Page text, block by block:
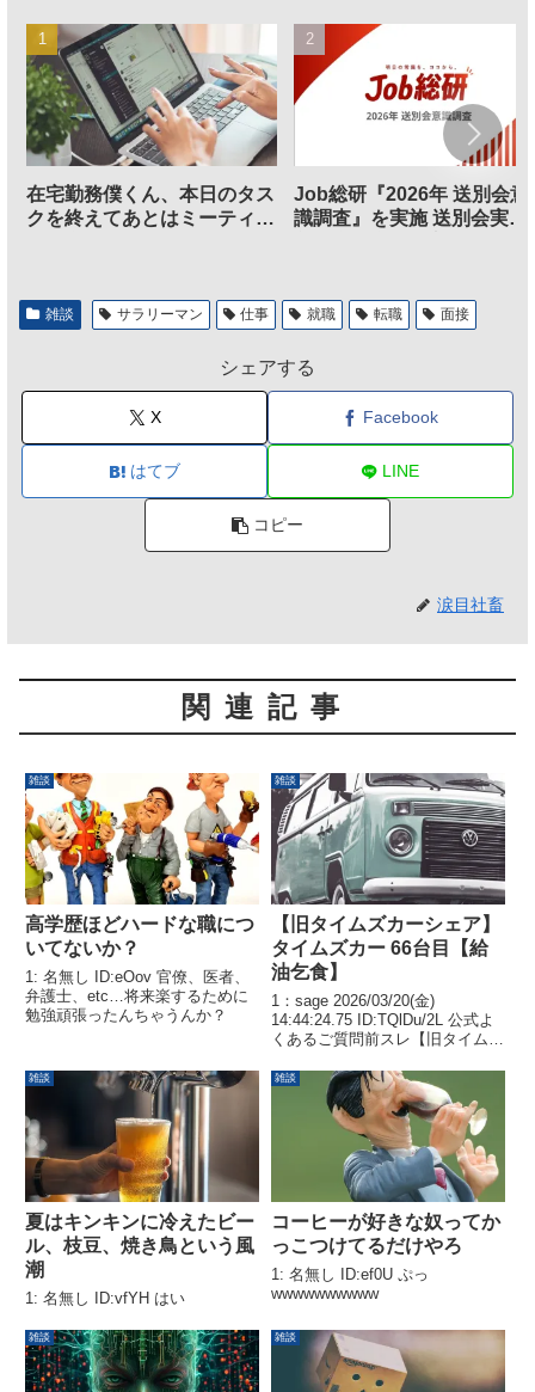
在宅勤務僕くん、本日のタス
クを終えてあとはミーティン
Job総研『2026年 送別会意
識調査』を実施 送別会実施
雑談 サラリーマン 仕事 就職 転職 面接
シェアする
X Facebook
はてブ LINE
コピー
涙目社畜
関連記事
雑談
高学歴ほどハードな職につ
いてないか？
1: 名無し ID:eOov 官僚、医者、
弁護士、etc…将来楽するために
勉強頑張ったんちゃうんか？
雑談
【旧タイムズカーシェア】
タイムズカー 66台目【給
油乞食】
1：sage 2026/03/20(金)
14:44:24.75 ID:TQlDu/2L 公式よ
くあるご質問前スレ【旧タイムズ
目【給油乞食】【旧タイムズカー
シェア】タイムズカー 64台目
【給油乞食】【旧タイム...
雑談
夏はキンキンに冷えたビー
ル、枝豆、焼き鳥という風
潮
1: 名無し ID:vfYH はい
雑談
コーヒーが好きな奴ってか
っこつけてるだけやろ
1: 名無し ID:ef0U ぷっ
wwwwwwwwww
雑談 雑談